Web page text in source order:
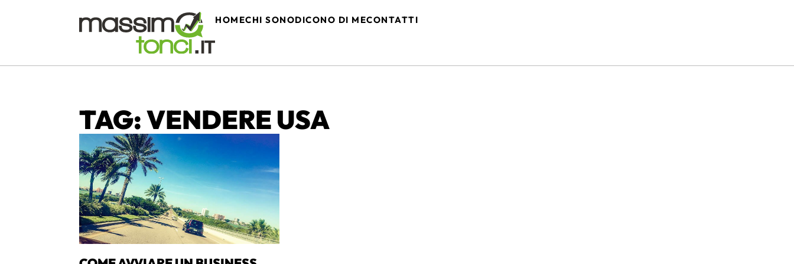
HOMECHI SONODICONO DI MECONTATTI
TAG: VENDERE USA